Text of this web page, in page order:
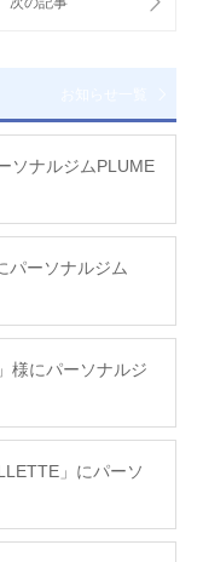
ソナルジムPLUME
パーソナルジム
様にパーソナルジ
」にパーソ